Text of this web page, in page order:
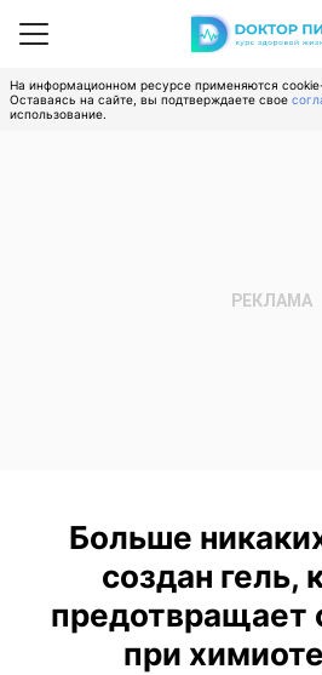
На информационном ресурсе применяются
Оставаясь на сайте, вы подтверждаете свое
использование.
Больше
создан гель,
предотвращает
при